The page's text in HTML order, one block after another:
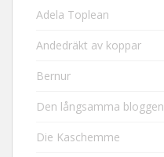
Adela Toplean
Andedräkt av koppar
Bernur
Den långsamma bloggen
Die Kaschemme